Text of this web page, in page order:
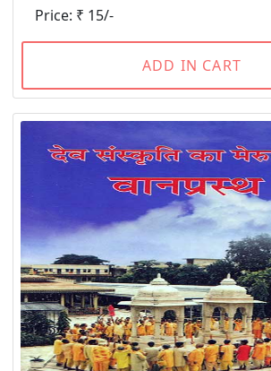
Price: ₹ 15/-
ADD IN CART